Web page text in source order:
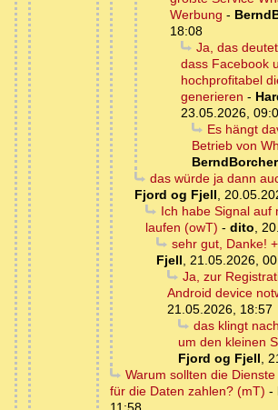
Werbung -
18:08
Ja, das
dass Facebook
hochprofitabel
generieren -
23.05.2026,
Es hängt
Betrieb von
das würde ja dann
Fjord og Fjell,
Ich habe Signal auf
laufen (owT) - dito,
sehr gut, Danke!
Fjell, 21.05.2026,
Ja, zur
Android device
21.05.2026, 18:57
das klingt
um den kleinen
Fjord og Fjell,
Warum sollten die
für die Daten zahlen? (mT) -